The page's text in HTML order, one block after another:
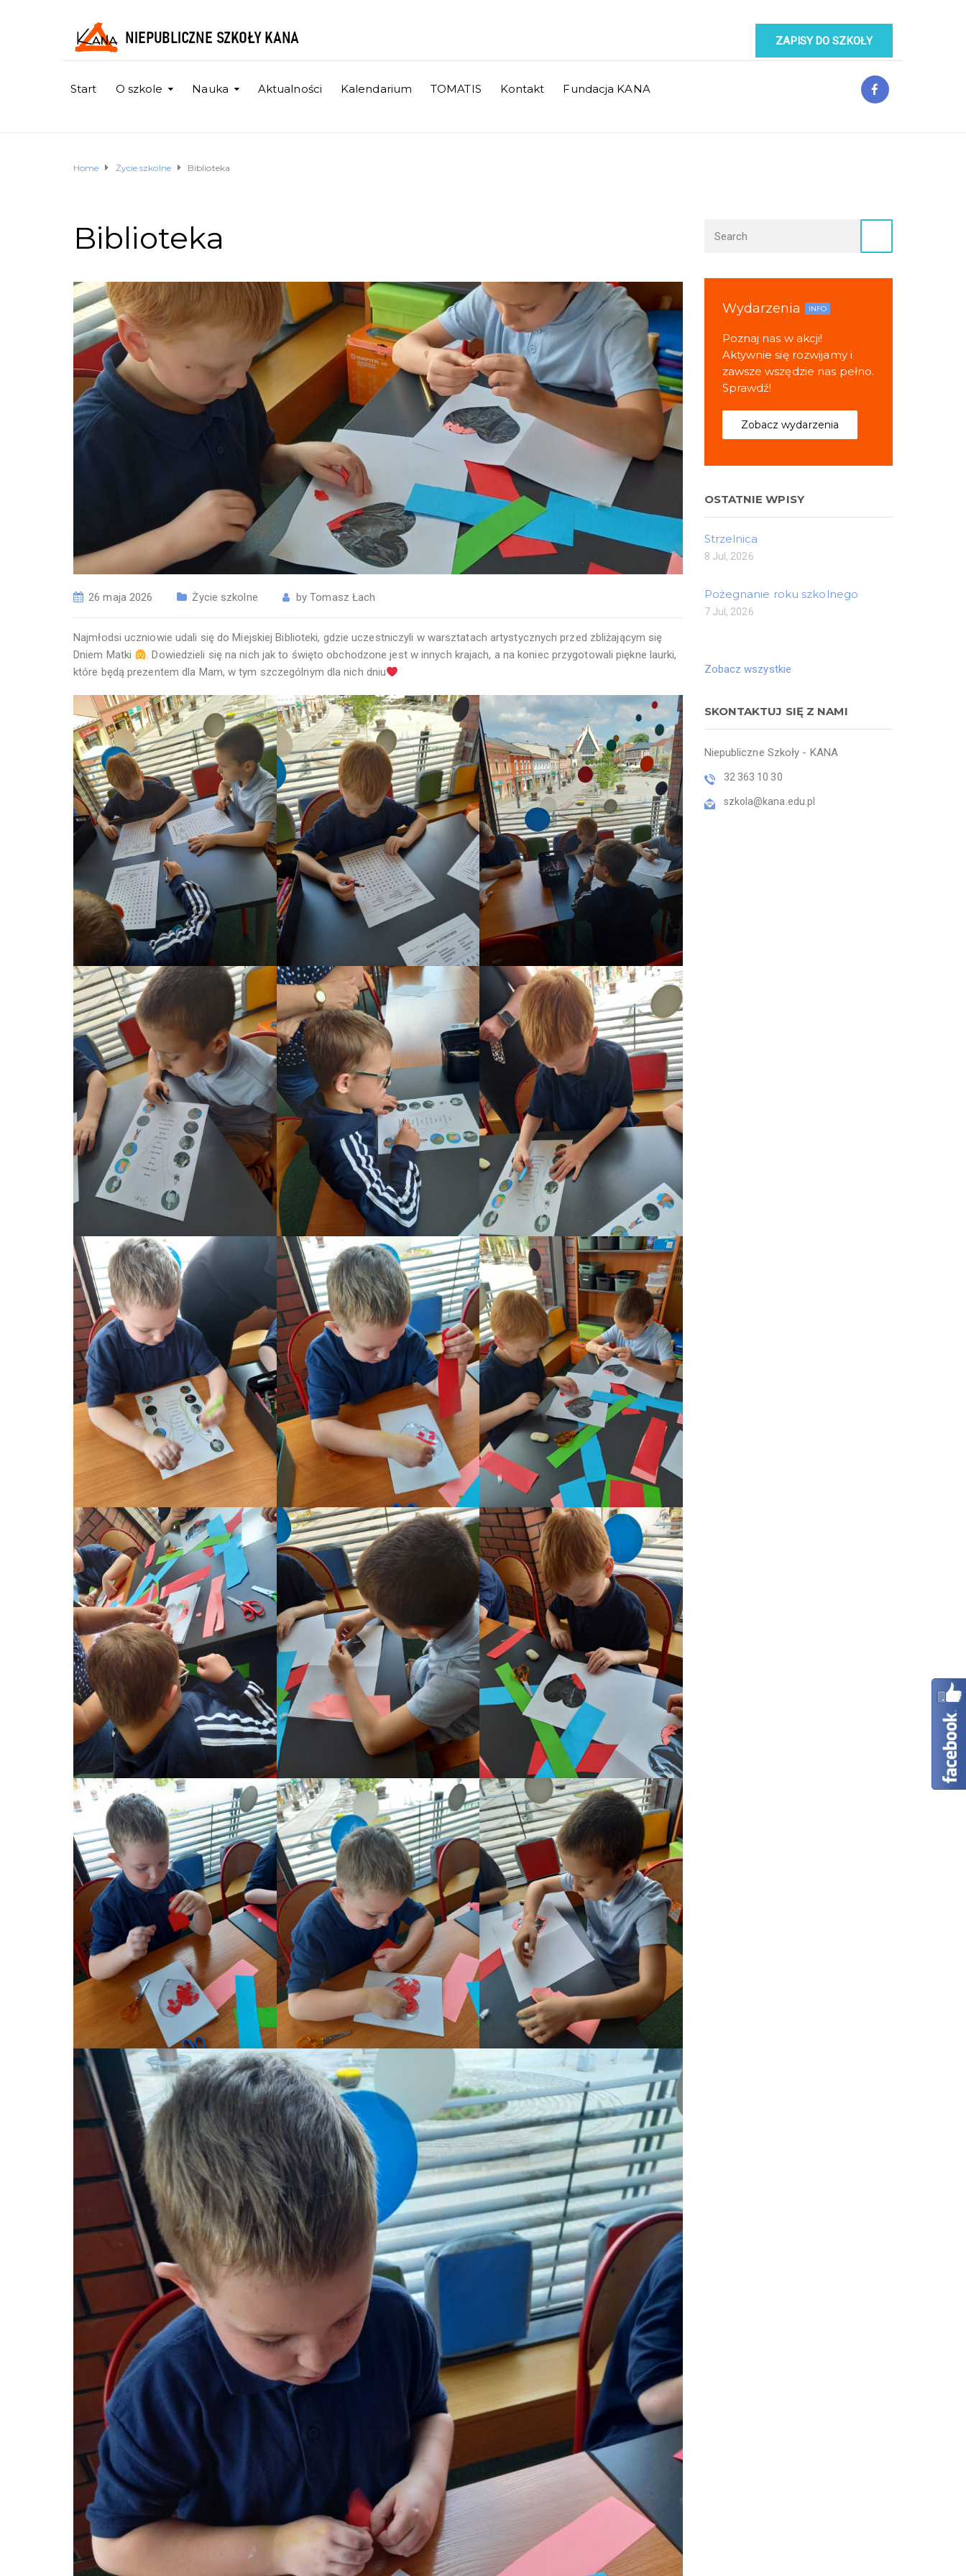
ZAPISY DO SZKOŁY
Start O szkole Nauka Aktualności Kalendarium TOMATIS Kontakt Fundacja KANA
Home Życie szkolne Biblioteka
Biblioteka
26 maja 2026 Życie szkolne byTomasz Łach
Najmłodsi uczniowie udali się do Miejskiej Biblioteki, gdzie uczestniczyli w warsztatach artystycznych przed zbliżającym się
Dniem Matki
. Dowiedzieli się na nich jak to święto obchodzone jest w innych krajach, a na koniec przygotowali piękne laurki,
które będą prezentem dla Mam, w tym szczególnym dla nich dniu
Wydarzenia INFO
Poznaj nas w akcji!
Aktywnie się rozwijamy i
zawsze wszędzie nas pełno.
Sprawdź!
Zobacz wydarzenia
OSTATNIE WPISY
Strzelnica
8 Jul, 2026
Pożegnanie roku szkolnego
7 Jul, 2026
Zobacz wszystkie
SKONTAKTUJ SIĘ Z NAMI
Niepubliczne Szkoły - KANA
32 363 10 30
szkola@kana.edu.pl